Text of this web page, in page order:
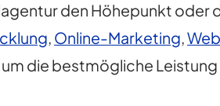
den Höhepunkt oder
, Online-Marketing,
die bestmögliche Leistung